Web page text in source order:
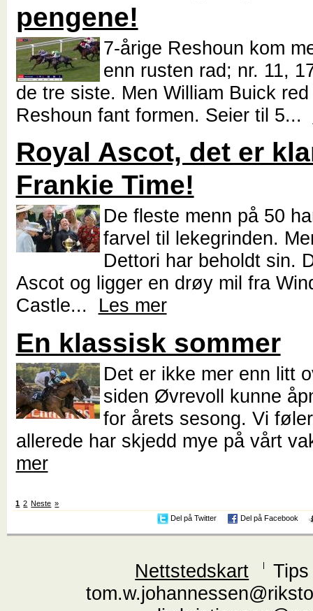
pengene!
7-årige Reshoun kom
enn rusten rad; nr. 11,
de tre siste. Men William Buick
Reshoun fant formen. Seier til 5...
Royal Ascot, det er
Frankie Time!
De fleste menn på 50
farvel til lekegrinden.
Dettori har beholdt sin.
Ascot og ligger en drøy mil fra
Castle... Les mer
En klassisk sommer
Det er ikke mer enn litt
siden Øvrevoll kunne
for årets sesong. Vi
allerede har skjedd mye på vårt
mer
1 2 Neste »
Del på Twitter
Del på Facebook
Nettstedskart